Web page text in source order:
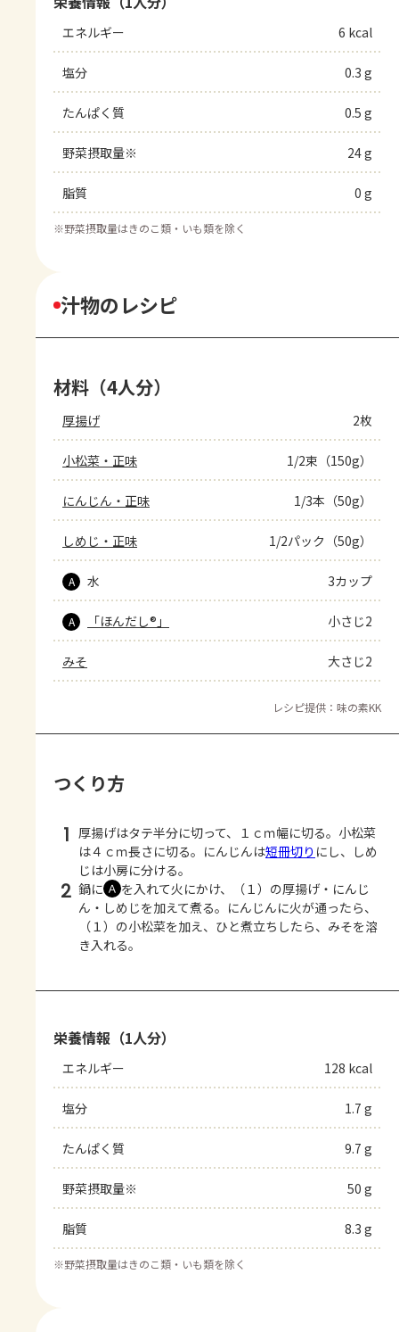
エネルギー 6 kcal
塩分 0.3 g
たんぱく質 0.5 g
野菜摂取量※ 24 g
脂質 0 g
※野菜摂取量はきのこ類・いも類を除く
汁物のレシピ
材料（4人分）
厚揚げ 2枚
小松菜・正味 1/2束（150g）
にんじん・正味 1/3本（50g）
しめじ・正味 1/2パック（50g）
A 水 3カップ
A 「ほんだし®」 小さじ2
みそ 大さじ2
レシピ提供：味の素KK
つくり方
1 厚揚げはタテ半分に切って、１ｃｍ幅に切る。小松菜
は４ｃｍ長さに切る。にんじんは短冊切り にし、しめ
じは小房に分ける。
2 鍋に Ａ を入れて火にかけ、（１）の厚揚げ・にんじ
ん・しめじを加えて煮る。にんじんに火が通ったら、
（１）の小松菜を加え、ひと煮立ちしたら、みそを溶
き入れる。
栄養情報（1人分）
エネルギー 128 kcal
塩分 1.7 g
たんぱく質 9.7 g
野菜摂取量※ 50 g
脂質 8.3 g
※野菜摂取量はきのこ類・いも類を除く